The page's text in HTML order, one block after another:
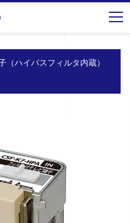
4K8K衛星放送対応 テレビ端子（ハイパスフィルタ内蔵） CSF-K7-HPAB
ハイパスフィルタ内蔵）